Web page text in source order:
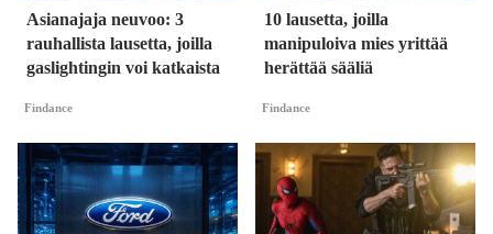
Asianajaja neuvoo: 3
rauhallista lausetta, joilla
gaslightingin voi katkaista
Findance
10 lausetta, joilla
manipuloiva mies yrittää
herättää sääliä
Findance